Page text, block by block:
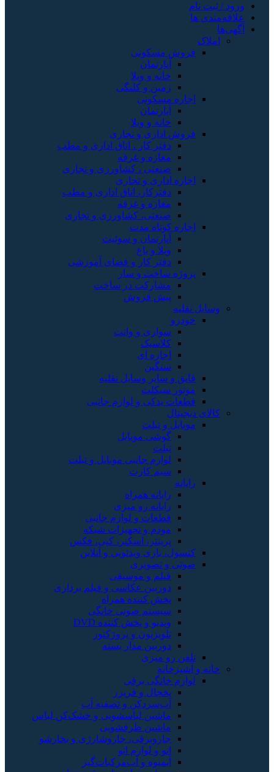
ورود / ثبت نام
علاقه‌مندی ها
آگهی‌ها
املاک
فروش مسکونی
آپارتمان
خانه و ویلا
زمین و کلنگی
اجاره مسکونی
آپارتمان
خانه و ویلا
فروش اداری و تجاری
دفتر کار ، اتاق اداری و مطب
مغازه و غرفه
صنعتی ، کشاورزی و تجاری
اجاره اداری و تجاری
دفترکار، اتاق اداری و مطب
مغازه و غرفه
صنعتی، کشاورزی و تجاری
اجاره کوتاه مدت
آپارتمان و سوئیت
ویلا و باغ
دفتر کار و فضای آموزشی
پروژه ساخت و ساز
مشارکت در ساخت
پیش فروش
وسایل نقلیه
خودرو
سواری و وانت
کلاسیک
اجاره ای
سنگین
قایق و سایر وسایل نقلیه
موتور سیکلت
قطعات یدکی و لوازم جانبی
کالای دیجیتال
موبایل و تبلت
گوشی موبایل
تبلت
لوازم جانبی موبایل و تبلت
سیم کارت
رایانه
رایانه همراه
رایانه رو میزی
قطعات و لوازم جانبی
مودم و تجهیزات شبکه
پرینتر، اسکنر، کپی، فکس
کنسول، بازی‌ ویدئویی و آنلاین
صوتی و تصویری
فیلم و موسیقی
دوربین عکاسی و فیلم برداری
پخش کننده همراه
سیستم صوتی خانگی
ویدیو و پخش کننده DVD
تلویزیون و پروژکتور
دوربین مدار بسته
تلفن رو میزی
خانه و آشپزخانه
لوازم خانگی برقی
یخچال و فریزر
آب‌سردکن و تصفیه آب
ماشین لباسشویی و خشک‌کن لباس
ماشین ظرفشویی
جاروبرقی، جاروشارژی و بخارشو
اتو و لوازم اتو
آبمیوه و آب‌مرکبات‌گیر